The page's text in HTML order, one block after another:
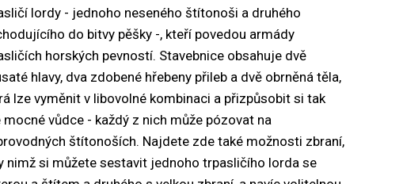
lordy - jednoho neseného štítonoši a druhého
do bitvy pěšky -, kteří povedou armády
horských pevností. Stavebnice obsahuje dvě
hlavy, dva zdobené hřebeny přileb a dvě obrněná těla,
lze vyměnit v libovolné kombinaci a přizpůsobit si tak
mocné vůdce - každý z nich může pózovat na
štítonoších. Najdete zde také možnosti zbraní,
nimž si můžete sestavit jednoho trpasličího lorda se